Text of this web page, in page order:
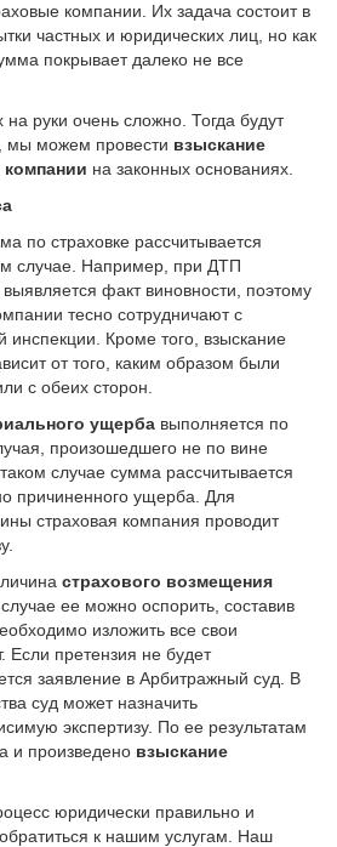
компании. Их задача состоит в
частных и юридических лиц, но как
покрывает далеко не все
на руки очень сложно. Тогда будут
мы можем провести взыскание
на законных основаниях.
по страховке рассчитывается
случае. Например, при ДТП
факт виновности, поэтому
тесно сотрудничают с
инспекции. Кроме того, взыскание
от того, каким образом были
с обеих сторон.
ущерба выполняется по
произошедшего не по вине
случае сумма рассчитывается
причиненного ущерба. Для
страховая компания проводит
страхового возмещения
ее можно оспорить, составив
изложить все свои
Если претензия не будет
заявление в Арбитражный суд. В
суд может назначить
экспертизу. По ее результатам
и произведено взыскание
юридически правильно и
к нашим услугам. Наш